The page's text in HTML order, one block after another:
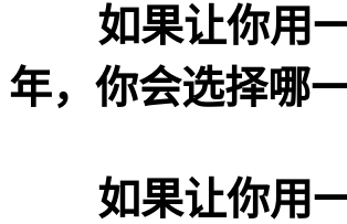
如果让你用一
年，你会选择哪
如果让你用